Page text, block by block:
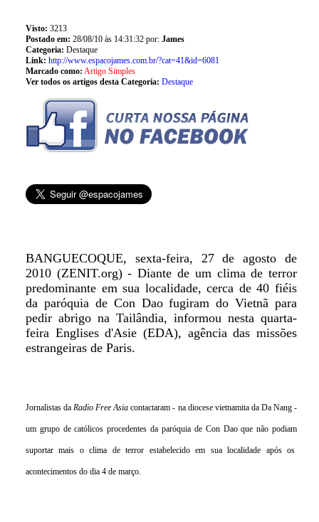
Visto: 3213
Postado em: 28/08/10 às 14:31:32 por: James
Categoria: Destaque
Link: http://www.espacojames.com.br/?cat=41&id=6081
Marcado como: Artigo Simples
Ver todos os artigos desta Categoria: Destaque
BANGUECOQUE, sexta-feira, 27 de agosto de
2010 (ZENIT.org) - Diante de um clima de terror
predominante em sua localidade, cerca de 40 fiéis
da paróquia de Con Dao fugiram do Vietnã para
pedir abrigo na Tailândia, informou nesta quarta-
feira Englises d'Asie (EDA), agência das missões
estrangeiras de Paris.
Jornalistas daRadio Free Asia contactaram - na diocese vietnamita da Da Nang -
um grupo de católicos procedentes da paróquia de Con Dao que não podiam
suportar mais o clima de terror estabelecido em sua localidade após os
acontecimentos do dia 4 de março.